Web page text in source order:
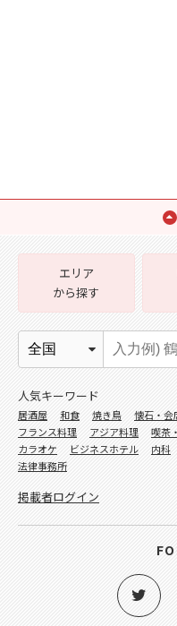
エリア
から探す
人気キーワード
居酒屋 和食 焼き鳥 懐石・会
フランス料理
アジア料理 喫茶
カラオケ
ビジネスホテル 内科
法律事務所
掲載者ログイン